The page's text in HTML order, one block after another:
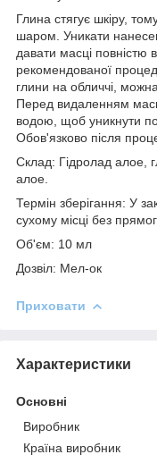
Глина стягує шкіру,
шаром. Уникати
давати масці повністю
рекомендованої
глини на обличчі,
Перед видаленням
водою, щоб уникнути
Обов'язково після
Склад: Гідролад алое,
алое.
Термін зберігання: У
сухому місці без
Об'єм: 10 мл
Дозвіл: Мел-ок
Приховати
Характеристики
Основні
Виробник
Країна виробник